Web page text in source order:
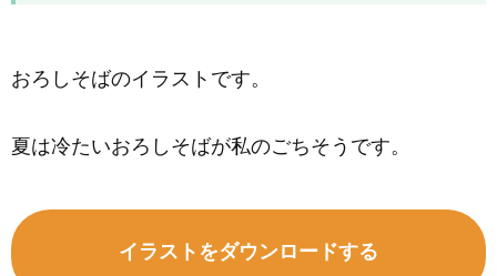
おろしそばのイラストです。
夏は冷たいおろしそばが私のごちそうです。
イラストをダウンロードする